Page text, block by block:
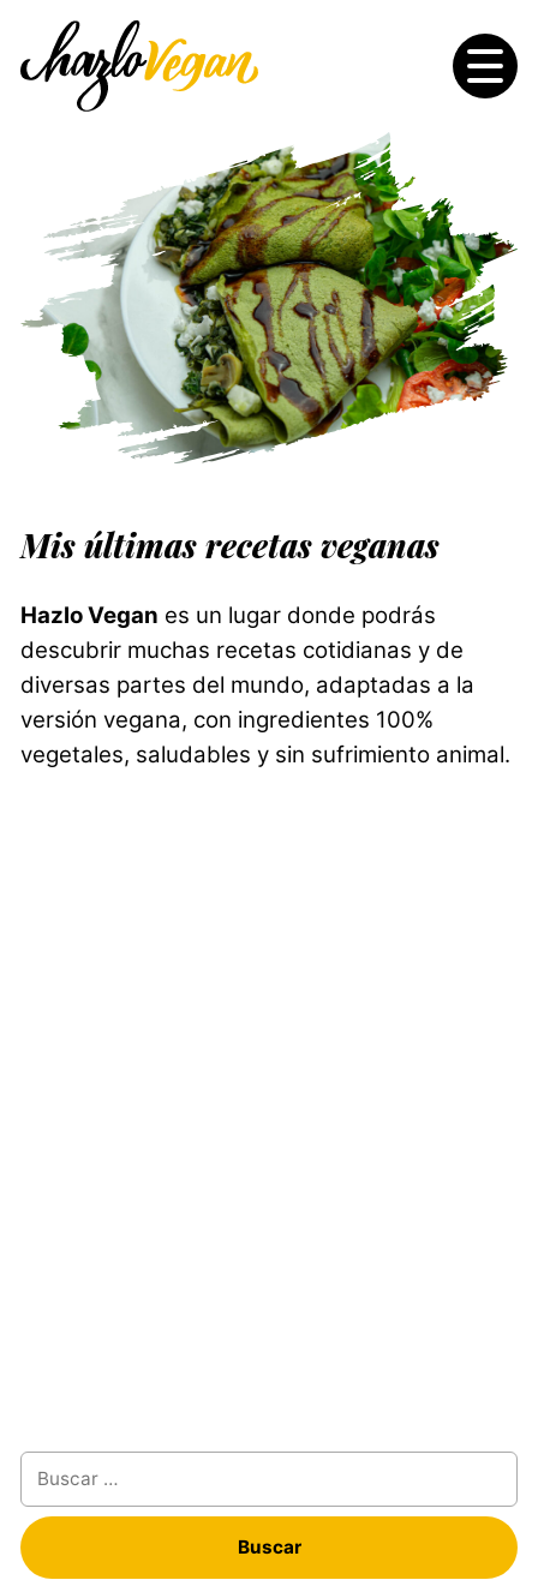
Mis últimas recetas veganas
Hazlo Vegan es un lugar donde podrás
descubrir muchas recetas cotidianas y de
diversas partes del mundo, adaptadas a la
versión vegana, con ingredientes 100%
vegetales, saludables y sin sufrimiento animal.
Buscar: